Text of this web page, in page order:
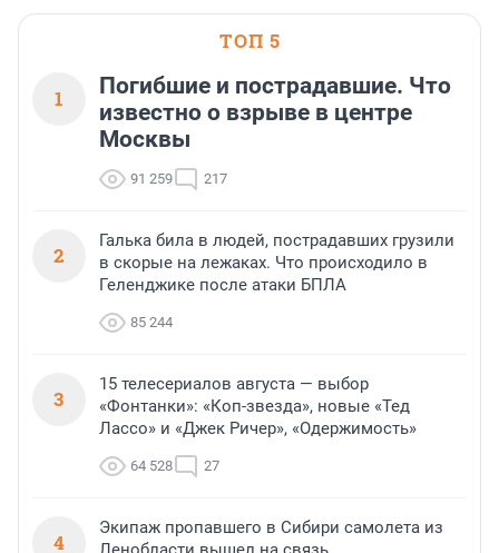
ТОП 5
1
Погибшие и пострадавшие. Что
известно о взрыве в центре
Москвы
91 259 217
2
Галька била в людей, пострадавших грузили
в скорые на лежаках. Что происходило в
Геленджике после атаки БПЛА
85 244
3
15 телесериалов августа — выбор
«Фонтанки»: «Коп-звезда», новые «Тед
Лассо» и «Джек Ричер», «Одержимость»
64 528 27
4
Экипаж пропавшего в Сибири самолета из